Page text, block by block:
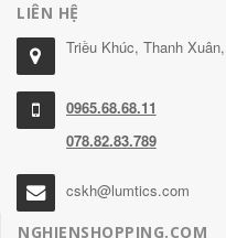
LIÊN HỆ
Triều Khúc, Thanh
0965.68.68.11
078.82.83.789
cskh@lumtics.com
NGHIENSHOPPING.COM